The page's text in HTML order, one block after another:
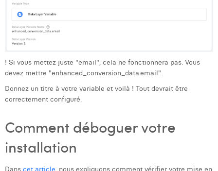
! Si vous mettez juste "email", cela ne fonctionnera pas. Vous
devez mettre "enhanced_conversion_data.email".
Donnez un titre à votre variable et voilà ! Tout devrait être
correctement configuré.
Comment déboguer votre
installation
Dans cet article, nous expliquons comment vérifier votre mise en